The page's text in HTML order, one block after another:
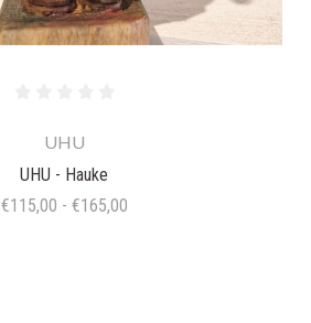
UHU
UHU - Hauke
€115,00 - €165,00